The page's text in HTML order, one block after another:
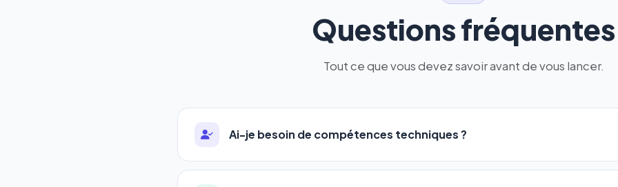
Questions fréquentes
Tout ce que vous devez savoir avant de vous lancer.
Ai-je besoin de compétences techniques ?
Absolument pas. Notre logiciel a été conçu pour être accessible àtous les profils: